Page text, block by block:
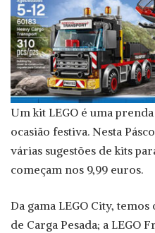
Um kit LEGO é uma
ocasião festiva. Nesta
várias sugestões de kits
começam nos 9,99 euros.
Da gama LEGO City,
de Carga Pesada; a LEGO